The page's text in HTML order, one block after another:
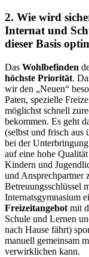
2. Wie wird
Internat und
dieser Basis
Das Wohlbefinden
höchste Priorität.
wir den „Neuen“
Paten, spezielle
möglichst schnell
bekommen. Es geht
(selbst und frisch aus
bei der
auf eine hohe
Kindern und
und Ansprechpartner
Betreuungsschlüssel
Internatsgymnasium
Freizeitangebot mit
Schule und Lernen
nach Hause fährt)
manuell gemeinsam
verwirklichen kann.